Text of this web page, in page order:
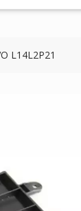
L14L2P21